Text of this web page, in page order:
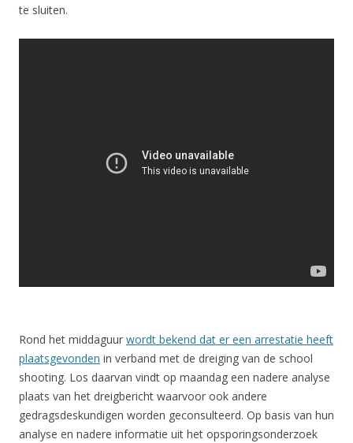
te sluiten.
Rond het middaguur wordt bekend dat er een arrestatie heeft
plaatsgevonden in verband met de dreiging van de school
shooting. Los daarvan vindt op maandag een nadere analyse
plaats van het dreigbericht waarvoor ook andere
gedragsdeskundigen worden geconsulteerd. Op basis van hun
analyse en nadere informatie uit het opsporingsonderzoek